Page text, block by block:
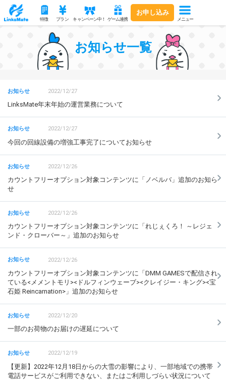
特徴 プラン キャンペーン中！ ゲーム連携
お申し込み
メニュー
お知らせ一覧
2022/12/27
LinksMate年末年始の運営業務について
2022/12/27
今回の回線設備の増強工事完了についてお知らせ
2022/12/26
カウントフリーオプション対象コンテンツに「ノベルバ」追加のお知ら
せ
2022/12/26
カウントフリーオプション対象コンテンツに「れじぇくろ！ ～レジェ
ンド・クローバー～」追加のお知らせ
2022/12/26
カウントフリーオプション対象コンテンツに「DMM GAMESで配信され
ている<メメントモリ><ドルフィンウェーブ><クレイジー・キング><宝
石姫 Reincarnation>」追加のお知らせ
2022/12/20
一部のお荷物のお届けの遅延について
2022/12/19
【更新】2022年12月18日からの大雪の影響により、一部地域での携帯
電話サービスがご利用できない、またはご利用しづらい状況について